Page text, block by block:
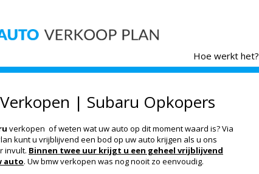
Hoe werkt het?
| Subaru Opkopers
verkopen of weten wat uw auto op dit moment waard is? Via
kunt u vrijblijvend een bod op uw auto krijgen als u ons
invult. Binnen twee uur krijgt u een geheel vrijblijvend
auto. Uw bmw verkopen was nog nooit zo eenvoudig.